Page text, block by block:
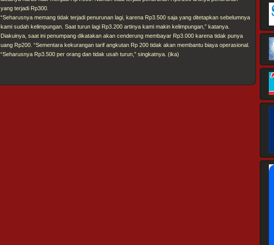
yang terjadi Rp300.
“Seharusnya memang tidak terjadi penurunan lagi, karena Rp3.500 saja yang ditetapkan sebelumnya
kami sudah kelimpungan. Saat turun lagi Rp3.200 artinya kami makin kelimpungan,” katanya.
Diakuinya, saat ini penumpang dikatakan akan cenderung membayar Rp3.000 karena tidak punya
uang Rp200. “Sementara kekurangan tarif angkutan Rp 200 tidak akan membantu biaya operasional.
“Seharusnya Rp3.500 per orang dan tidak usah turun,” singkatnya. (ika)